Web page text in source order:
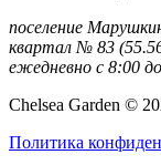
поселение
квартал № 83
ежедневно с 8:00
Chelsea Garden ©
Политика